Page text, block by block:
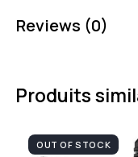
Reviews (0)
Produits
OUT OF STOCK